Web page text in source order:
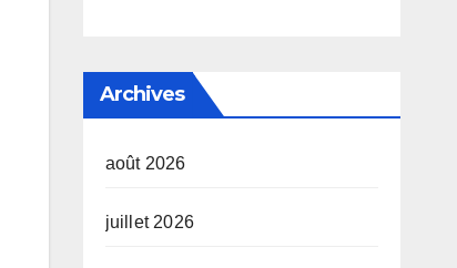
Archives
août 2026
juillet 2026